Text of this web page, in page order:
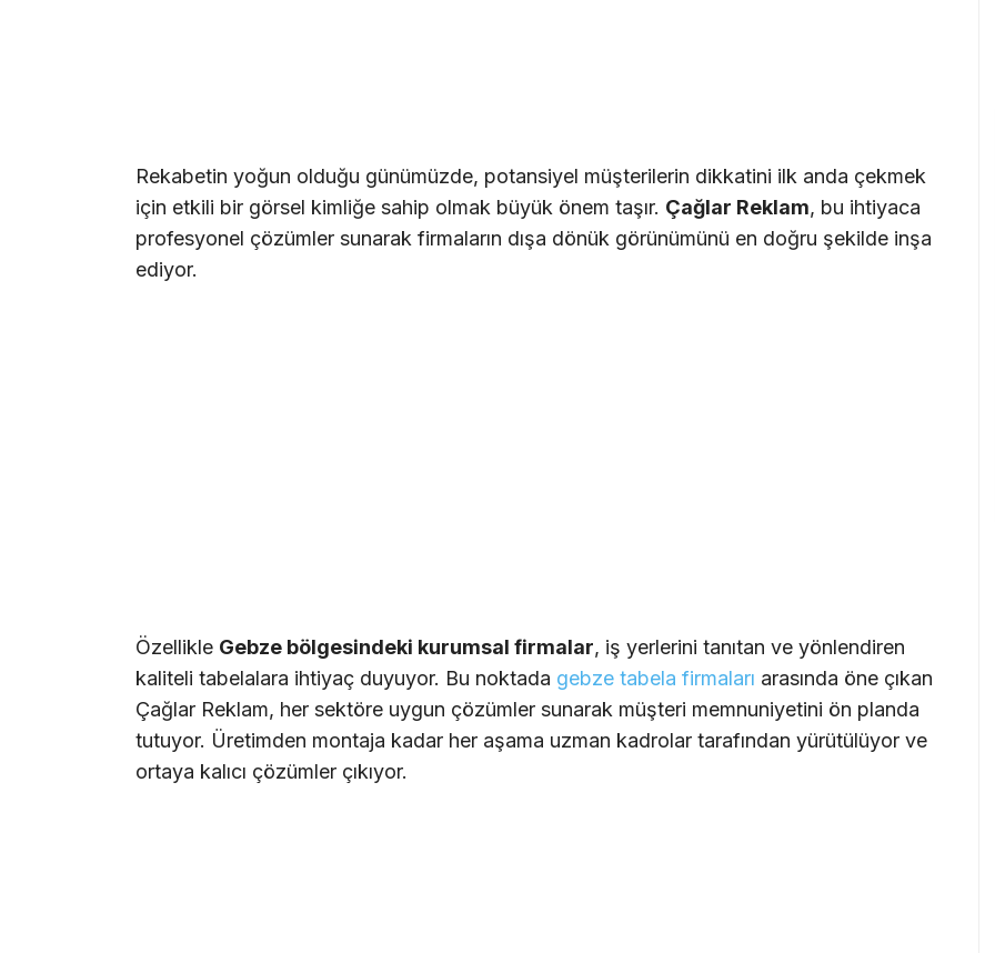
Rekabetin yoğun olduğu günümüzde, potansiyel müşterilerin dikkatini ilk anda çekmek
için etkili bir görsel kimliğe sahip olmak büyük önem taşır. Çağlar Reklam, bu ihtiyaca
profesyonel çözümler sunarak firmaların dışa dönük görünümünü en doğru şekilde inşa
ediyor.
Özellikle Gebze bölgesindeki kurumsal firmalar, iş yerlerini tanıtan ve yönlendiren
kaliteli tabelalara ihtiyaç duyuyor. Bu noktada gebze tabela firmaları arasında öne çıkan
Çağlar Reklam, her sektöre uygun çözümler sunarak müşteri memnuniyetini ön planda
tutuyor. Üretimden montaja kadar her aşama uzman kadrolar tarafından yürütülüyor ve
ortaya kalıcı çözümler çıkıyor.